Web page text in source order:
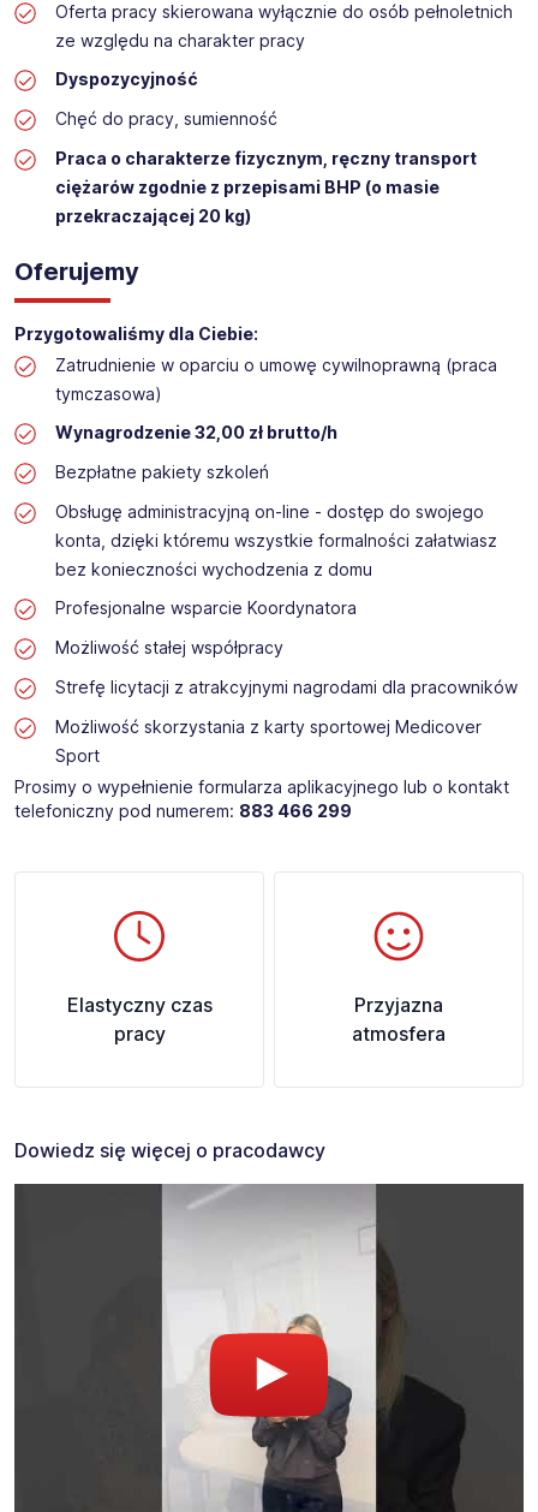
Oferta pracy skierowana wyłącznie do osób pełnoletnich
ze względu na charakter pracy
Dyspozycyjność
Chęć do pracy, sumienność
Praca o charakterze fizycznym, ręczny transport
ciężarów zgodnie z przepisami BHP (o masie
przekraczającej 20 kg)
Oferujemy
Przygotowaliśmy dla Ciebie:
Zatrudnienie w oparciu o umowę cywilnoprawną (praca
tymczasowa)
Wynagrodzenie 32,00 zł brutto/h
Bezpłatne pakiety szkoleń
Obsługę administracyjną on-line - dostęp do swojego
konta, dzięki któremu wszystkie formalności załatwiasz
bez konieczności wychodzenia z domu
Profesjonalne wsparcie Koordynatora
Możliwość stałej współpracy
Strefę licytacji z atrakcyjnymi nagrodami dla pracowników
Możliwość skorzystania z karty sportowej Medicover
Sport
Prosimy o wypełnienie formularza aplikacyjnego lub o kontakt
telefoniczny pod numerem: 883 466 299 ​
Elastyczny czas
pracy
Przyjazna
atmosfera
Dowiedz się więcej o pracodawcy